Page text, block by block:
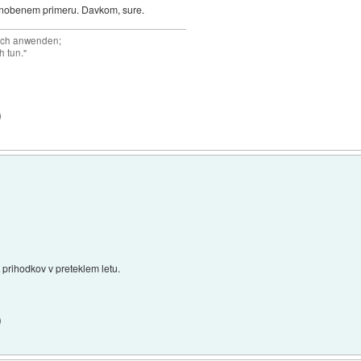
primeru. Davkom, sure.
anwenden;
tun."
v preteklem letu.